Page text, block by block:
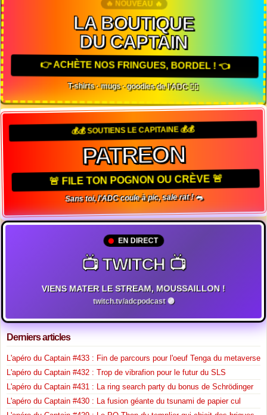
🔥 NOUVEAU 🔥
LA BOUTIQUE
DU CAPTAIN
👉 ACHÈTE NOS FRINGUES, BORDEL ! 👈
T-shirts · mugs · goodies de l'ADC 🏴‍☠️
💰💰 SOUTIENS LE CAPITAINE 💰💰
PATREON
🚨 FILE TON POGNON OU CRÈVE 🚨
Sans toi, l'ADC coule à pic, sale rat ! 🐀
EN DIRECT
📺 TWITCH 📺
VIENS MATER LE STREAM, MOUSSAILLON !
twitch.tv/adcpodcast 🟣
Derniers articles
L'apéro du Captain #433 : Fin de parcours pour l'oeuf Tenga du metaverse
L'apéro du Captain #432 : Trop de vibrafion pour le futur du SLS
L'apéro du Captain #431 : La ring search party du bonus de Schrödinger
L'apéro du Captain #430 : La fusion géante du tsunami de papier cul